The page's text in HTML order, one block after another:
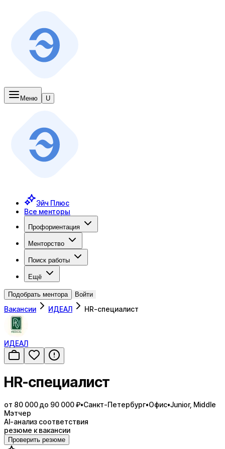
Меню U
Эйч Плюс
Все менторы
Профориентация
Менторство
Поиск работы
Ещё
Подобрать ментора Войти
Вакансии ИДЕАЛ HR-специалист
ИДЕАЛ
HR-специалист
от 80 000 до 90 000 ₽•Санкт-Петербург•Офис•Junior, Middle
Мэтчер
AI-анализ соответствия
резюме к вакансии
Проверить резюме